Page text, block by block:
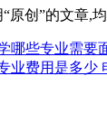
创”的文章,
哪些专业需要
业费用是多少